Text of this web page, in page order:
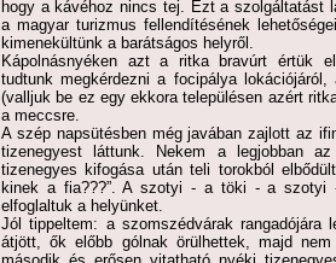
hogy a kávéhoz nincs tej. Ezt a szolgáltatást
a magyar turizmus fellendítésének
kimenekültünk a barátságos helyről.
Kápolnásnyéken azt a ritka bravúrt értük
tudtunk megkérdezni a focipálya
(valljuk be ez egy ekkora településen azért
a meccsre.
A szép napsütésben még javában zajlott az
tizenegyest láttunk. Nekem a legjobban
tizenegyes kifogása után teli torokból
kinek a fia???”. A szotyi - a töki - a szotyi
elfoglaltuk a helyünket.
Jól tippeltem: a szomszédvárak rangadójára
átjött, ők előbb gólnak örülhettek, majd